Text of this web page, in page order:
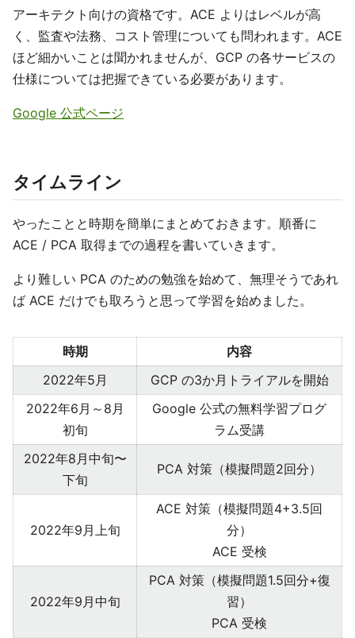
アーキテクト向けの資格です。ACE よりはレベルが高
く、監査や法務、コスト管理についても問われます。ACE
ほど細かいことは聞かれませんが、GCP の各サービスの
仕様については把握できている必要があります。
Google 公式ページ
タイムライン
やったことと時期を簡単にまとめておきます。順番に
ACE / PCA 取得までの過程を書いていきます。
より難しい PCA のための勉強を始めて、無理そうであれ
ば ACE だけでも取ろうと思って学習を始めました。
時期
内容
2022年5月
GCP の3か月トライアルを開始
2022年6月～8月
初旬
Google 公式の無料学習プログ
ラム受講
2022年8月中旬〜
下旬
PCA 対策（模擬問題2回分）
2022年9月上旬
ACE 対策（模擬問題4+3.5回
分）
ACE 受検
2022年9月中旬
PCA 対策（模擬問題1.5回分+復
習）
PCA 受検